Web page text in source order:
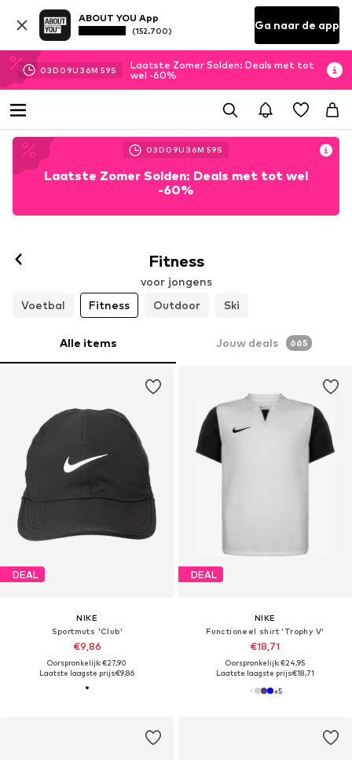
ABOUT YOU App
(152.700) Ga naar de app
03D 09U 36M 58S
Laatste Zomer Solden: Deals met tot
wel -60%
03D 09U 36M 58S
Laatste Zomer Solden: Deals met tot wel
-60%
Fitness
voor jongens
Voetbal
Fitness Outdoor Ski
Alle items Jouw deals 665
DEAL
NIKE
Sportmuts 'Club'
€9,86
Oorspronkelijk: €27,90
Laatste laagste prijs:€9,86
DEAL
NIKE
Functioneel shirt 'Trophy V'
€18,71
Oorspronkelijk: €24,95
Laatste laagste prijs:€18,71
+5